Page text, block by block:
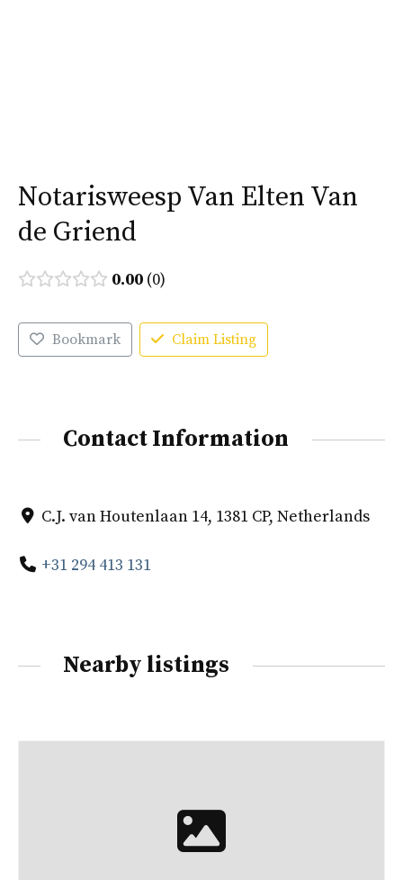
Notarisweesp Van Elten Van
de Griend
0.00 0
Bookmark Claim Listing
Contact Information
C.J. van Houtenlaan 14, 1381 CP, Netherlands
+31 294 413 131
Nearby listings